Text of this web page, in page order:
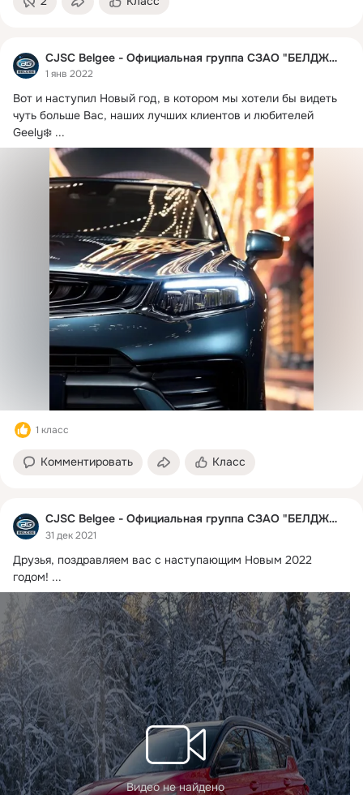
CJSC Belgee - Официальная группа СЗАО "БЕЛДЖИ"
1 янв 2022
Вот и наступил Новый год, в котором мы хотели бы видеть
чуть больше Вас, наших лучших клиентов и любителей
Geely❄️ ...
1 класс
Комментировать Класс
CJSC Belgee - Официальная группа СЗАО "БЕЛДЖИ"
31 дек 2021
Друзья, поздравляем вас с наступающим Новым 2022
годом! ...
Видео не найдено